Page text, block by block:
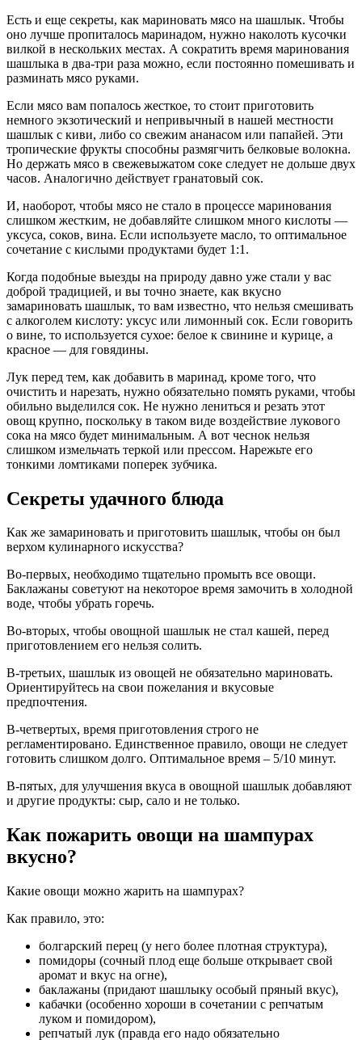
Есть и еще секреты, как мариновать мясо на шашлык. Чтобы
оно лучше пропиталось маринадом, нужно наколоть кусочки
вилкой в нескольких местах. А сократить время маринования
шашлыка в два-три раза можно, если постоянно помешивать и
разминать мясо руками.
Если мясо вам попалось жесткое, то стоит приготовить
немного экзотический и непривычный в нашей местности
шашлык с киви, либо со свежим ананасом или папайей. Эти
тропические фрукты способны размягчить белковые волокна.
Но держать мясо в свежевыжатом соке следует не дольше двух
часов. Аналогично действует гранатовый сок.
И, наоборот, чтобы мясо не стало в процессе маринования
слишком жестким, не добавляйте слишком много кислоты —
уксуса, соков, вина. Если используете масло, то оптимальное
сочетание с кислыми продуктами будет 1:1.
Когда подобные выезды на природу давно уже стали у вас
доброй традицией, и вы точно знаете, как вкусно
замариновать шашлык, то вам известно, что нельзя смешивать
с алкоголем кислоту: уксус или лимонный сок. Если говорить
о вине, то используется сухое: белое к свинине и курице, а
красное — для говядины.
Лук перед тем, как добавить в маринад, кроме того, что
очистить и нарезать, нужно обязательно помять руками, чтобы
обильно выделился сок. Не нужно лениться и резать этот
овощ крупно, поскольку в таком виде воздействие лукового
сока на мясо будет минимальным. А вот чеснок нельзя
слишком измельчать теркой или прессом. Нарежьте его
тонкими ломтиками поперек зубчика.
Секреты удачного блюда
Как же замариновать и приготовить шашлык, чтобы он был
верхом кулинарного искусства?
Во-первых, необходимо тщательно промыть все овощи.
Баклажаны советуют на некоторое время замочить в холодной
воде, чтобы убрать горечь.
Во-вторых, чтобы овощной шашлык не стал кашей, перед
приготовлением его нельзя солить.
В-третьих, шашлык из овощей не обязательно мариновать.
Ориентируйтесь на свои пожелания и вкусовые
предпочтения.
В-четвертых, время приготовления строго не
регламентировано. Единственное правило, овощи не следует
готовить слишком долго. Оптимальное время – 5/10 минут.
В-пятых, для улучшения вкуса в овощной шашлык добавляют
и другие продукты: сыр, сало и не только.
Как пожарить овощи на шампурах
вкусно?
Какие овощи можно жарить на шампурах?
Как правило, это:
болгарский перец (у него более плотная структура),
помидоры (сочный плод еще больше открывает свой
аромат и вкус на огне),
баклажаны (придают шашлыку особый пряный вкус),
кабачки (особенно хороши в сочетании с репчатым
луком и помидором),
репчатый лук (правда его надо обязательно